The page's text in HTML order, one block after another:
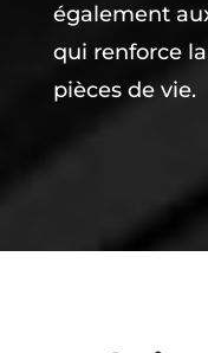
également
qui renforce
pièces de vie.